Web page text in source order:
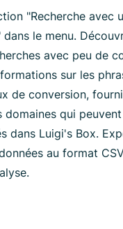
"Recherche avec
le menu.
avec peu de
sur les
de conversion,
domaines qui
dans Luigi's Box.
au format